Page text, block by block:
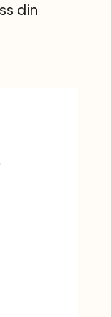
din